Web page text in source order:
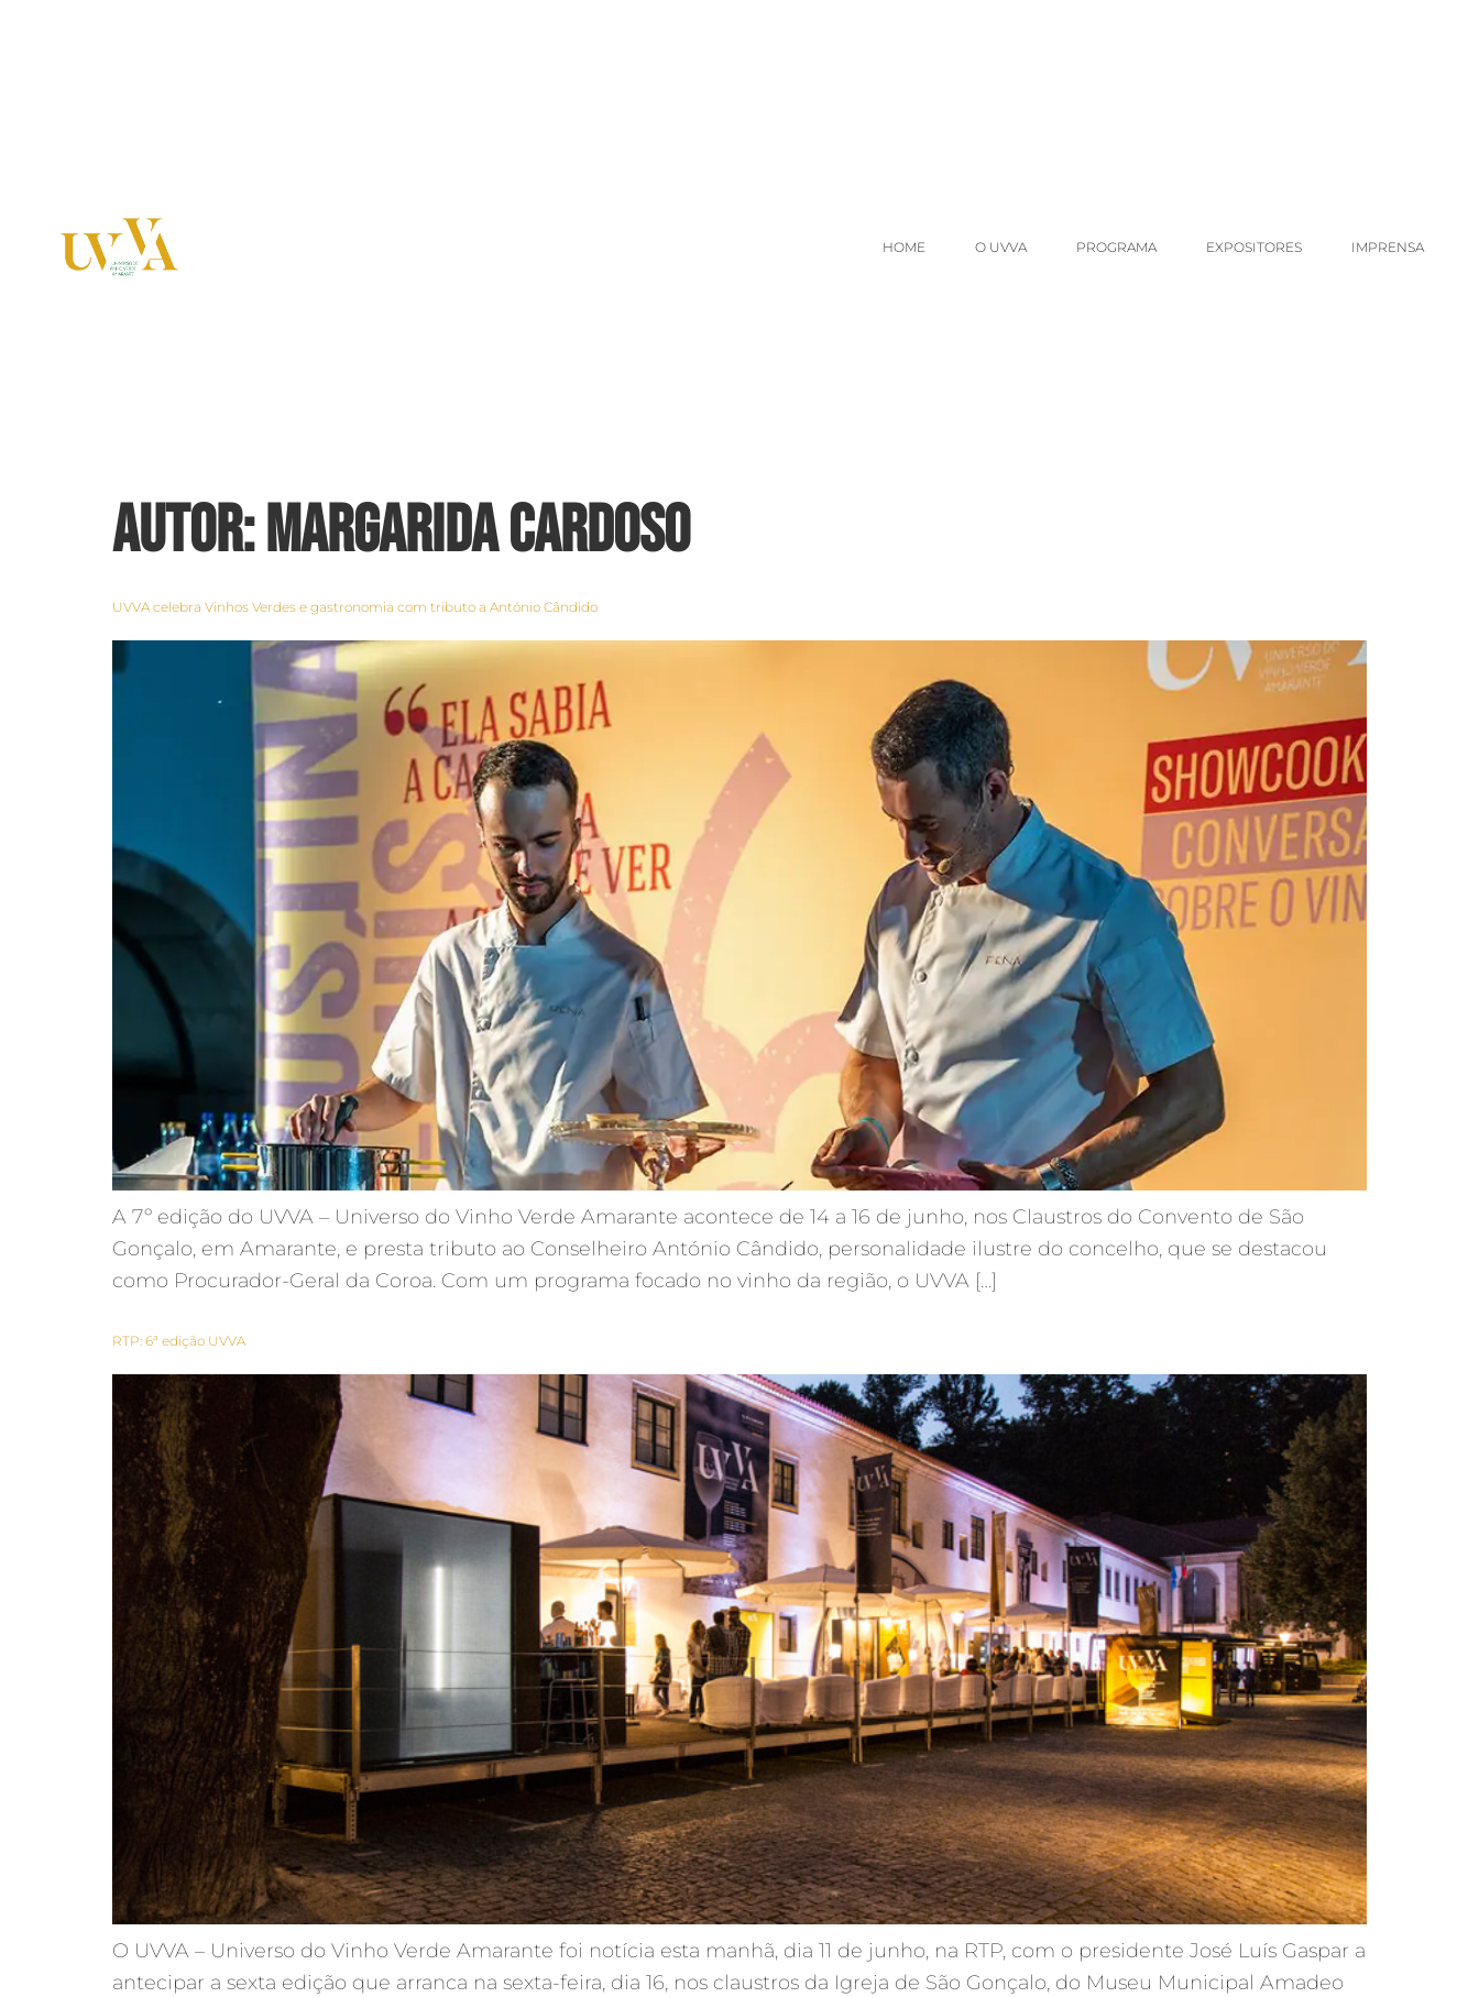
HOME O UVVA PROGRAMA EXPOSITORES IMPRENSA
Autor:Margarida Cardoso
UVVA celebra Vinhos Verdes e gastronomia com tributo a António Cândido
A 7º edição do UVVA – Universo do Vinho Verde Amarante acontece de 14 a 16 de junho, nos Claustros do Convento de São
Gonçalo, em Amarante, e presta tributo ao Conselheiro António Cândido, personalidade ilustre do concelho, que se destacou
como Procurador-Geral da Coroa. Com um programa focado no vinho da região, o UVVA […]
RTP: 6ª edição UVVA
O UVVA – Universo do Vinho Verde Amarante foi notícia esta manhã, dia 11 de junho, na RTP, com o presidente José Luís Gaspar a
antecipar a sexta edição que arranca na sexta-feira, dia 16, nos claustros da Igreja de São Gonçalo, do Museu Municipal Amadeo